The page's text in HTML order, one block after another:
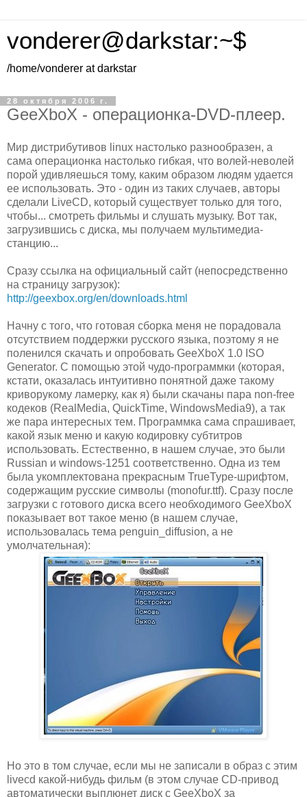
vonderer@darkstar:~$
/home/vonderer at darkstar
28 октября 2006 г.
GeeXboX - операционка-DVD-плеер.
Мир дистрибутивов linux настолько разнообразен, а
сама операционка настолько гибкая, что волей-неволей
порой удивляешься тому, каким образом людям удается
ее использовать. Это - один из таких случаев, авторы
сделали LiveCD, который существует только для того,
чтобы... смотреть фильмы и слушать музыку. Вот так,
загрузившись с диска, мы получаем мультимедиа-
станцию...
Сразу ссылка на официальный сайт (непосредственно
на страницу загрузок):
http://geexbox.org/en/downloads.html
Начну с того, что готовая сборка меня не порадовала
отсутствием поддержки русского языка, поэтому я не
поленился скачать и опробовать GeeXboX 1.0 ISO
Generator. С помощью этой чудо-программки (которая,
кстати, оказалась интуитивно понятной даже такому
криворукому ламерку, как я) были скачаны пара non-free
кодеков (RealMedia, QuickTime, WindowsMedia9), а так
же пара интересных тем. Программка сама спрашивает,
какой язык меню и какую кодировку субтитров
использовать. Естественно, в нашем случае, это были
Russian и windows-1251 соответственно. Одна из тем
была укомплектована прекрасным TrueType-шрифтом,
содержащим русские символы (monofur.ttf). Сразу после
загрузки с готового диска всего необходимого GeeXboX
показывает вот такое меню (в нашем случае,
использовалась тема penguin_diffusion, а не
умолчательная):
Но это в том случае, если мы не записали в образ с этим
livecd какой-нибудь фильм (в этом случае CD-привод
автоматически выплюнет диск с GeeXboX за